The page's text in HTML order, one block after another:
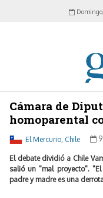
Cámara de
homoparental
El Mercurio, Chile
El debate dividió a Chile
salió un "mal proyecto".
padre y madre es una